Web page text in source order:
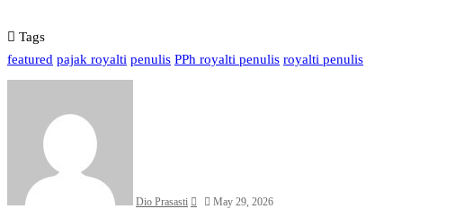
Tags
featured pajak royalti penulis PPh royalti penulis royalti penulis
Dio Prasasti
May 29, 2026